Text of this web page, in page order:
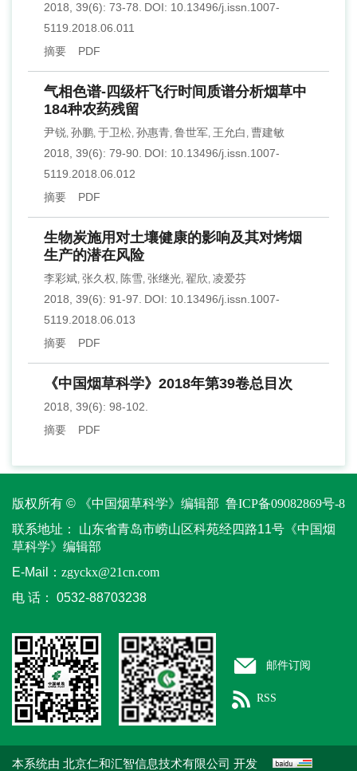
2018, 39(6): 73-78. DOI: 10.13496/j.issn.1007-
5119.2018.06.011
摘要
PDF
气相色谱-四级杆飞行时间质谱分析烟草中
184种农药残留
尹锐, 孙鹏, 于卫松, 孙惠青, 鲁世军, 王允白 , 曹建敏
2018, 39(6): 79-90. DOI: 10.13496/j.issn.1007-
5119.2018.06.012
摘要
PDF
生物炭施用对土壤健康的影响及其对烤烟
生产的潜在风险
李彩斌, 张久权, 陈雪, 张继光, 翟欣, 凌爱芬
2018, 39(6): 91-97. DOI: 10.13496/j.issn.1007-
5119.2018.06.013
摘要
PDF
《中国烟草科学》2018年第39卷总目次
2018, 39(6): 98-102.
摘要
PDF
版权所有 © 《中国烟草科学》编辑部 鲁ICP备09082869号-8
联系地址：
山东省青岛市崂山区科苑经四路11号《中国烟
草科学》编辑部
E-Mail： zgyckx@21cn.com
电 话：
0532-88703238
邮件订阅
RSS
本系统由 北京仁和汇智信息技术有限公司 开发